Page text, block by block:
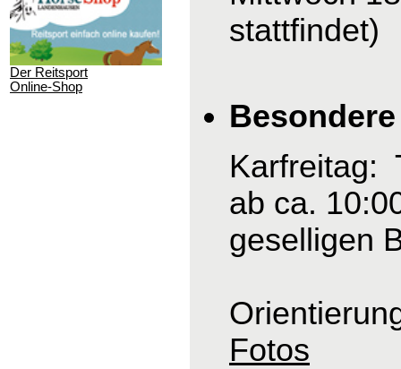
Der Reitsport
Online-Shop
stattfindet)
Karfreitag:
ab ca.
geselligen
Fotos